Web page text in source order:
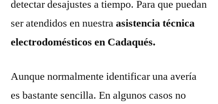
detectar desajustes a tiempo. Para que puedan
ser atendidos en nuestraasistencia técnica
electrodomésticos en Cadaqués.
Aunque normalmente identificar una avería
es bastante sencilla. En algunos casos no